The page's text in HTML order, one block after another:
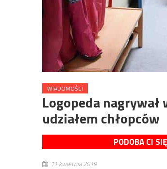
WIADOMOŚCI
Logopeda
udziałem chłopców
PODOBA CI
11 kwietnia 2019